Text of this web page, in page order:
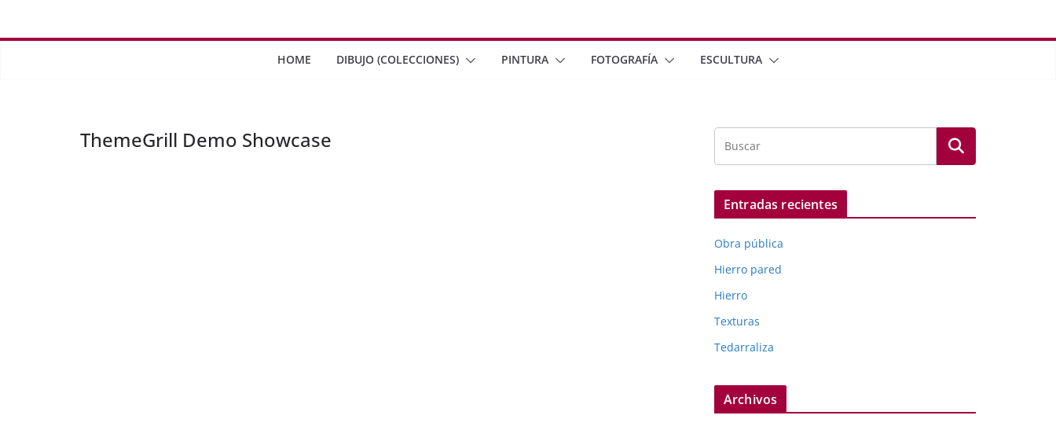
HOME DIBUJO (COLECCIONES) PINTURA FOTOGRAFÍA ESCULTURA
ThemeGrill Demo Showcase
Entradas recientes
Obra pública
Hierro pared
Hierro
Texturas
Tedarraliza
Archivos